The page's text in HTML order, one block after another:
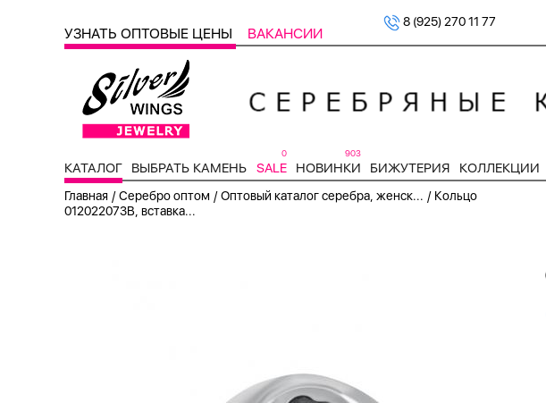
УЗНАТЬ ОПТОВЫЕ ЦЕНЫ ВАКАНСИИ
8 (925) 270 11 77
КАТАЛОГ ВЫБРАТЬ КАМЕНЬ SALE
0
НОВИНКИ
903
БИЖУТЕРИЯ КОЛЛЕКЦИИ
Главная /Серебро оптом /Оптовый каталог серебра, женск... / Кольцо
012022073B, вставка...